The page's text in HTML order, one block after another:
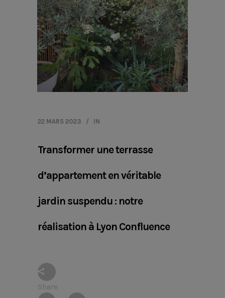
22 MARS 2023 IN
Transformer une terrasse
d’appartement en véritable
jardin suspendu : notre
réalisation à Lyon Confluence
Share